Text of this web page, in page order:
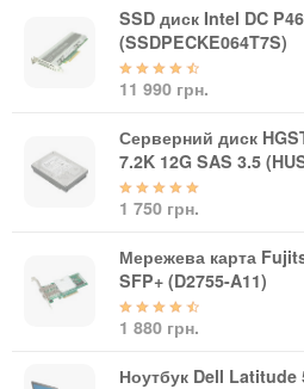
Автономне живлення
Автоматичні вимикачі
Інвертори напруги
SSD диск Intel DC
(SSDPECKE064T7S)
11 990 грн.
Серверний диск
7.2K 12G SAS 3.5
1 750 грн.
Мережева карта
SFP+ (D2755-A11)
1 880 грн.
Ноутбук Dell Latitude